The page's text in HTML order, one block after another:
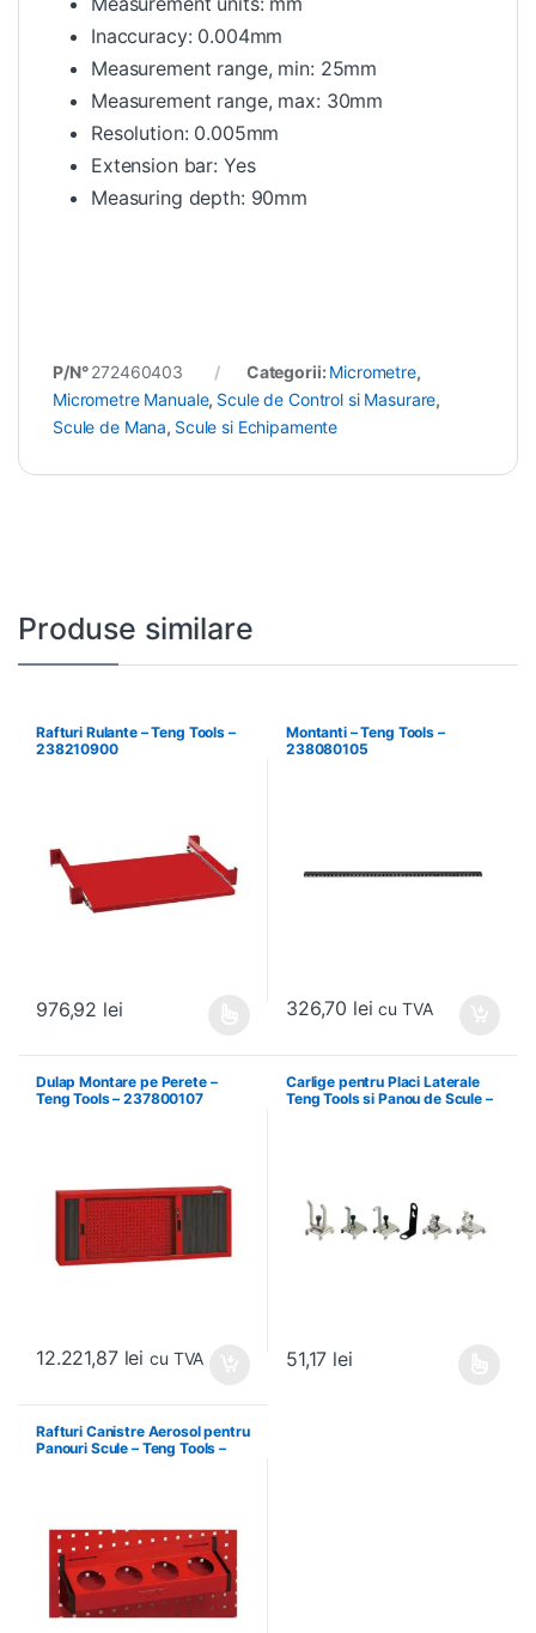
Inaccuracy: 0.004mm
Measurement range, min: 25mm
Measurement range, max: 30mm
Resolution: 0.005mm
Extension bar: Yes
Measuring depth: 90mm
P/N°272460403 Categorii: Micrometre,
Micrometre Manuale, Scule de Control si Masurare,
Scule de Mana, Scule si Echipamente
Produse similare
Rafturi Rulante – Teng Tools –
238210900
976,92 lei
Montanti – Teng Tools –
238080105
326,70 lei cu TVA
Dulap Montare pe Perete –
Teng Tools – 237800107
12.221,87 lei cu TVA
Carlige pentru Placi Laterale
Teng Tools si Panou de Scule –
51,17 lei
Rafturi Canistre Aerosol pentru
Panouri Scule – Teng Tools –